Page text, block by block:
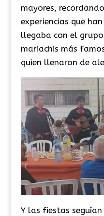
mayores,
experiencias que
llegaba con el
mariachis más
quien llenaron de
Y las fiestas